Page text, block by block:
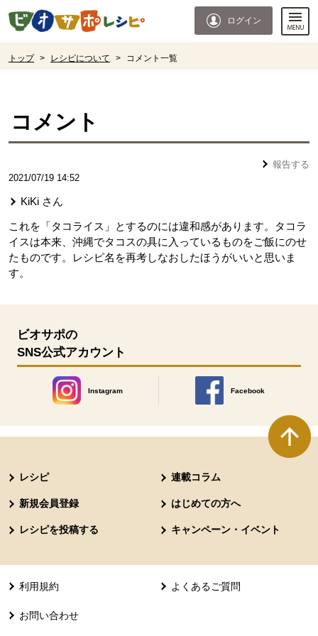
ページの先頭です。
ログイン
トップ > レシピについて > コメント一覧
コメント
報告する
2021/07/19 14:52
KiKi さん
これを「タコライス」とするのには違和感があります。タコラ
イスは本来、沖縄でタコスの具に入っているものをご飯にのせ
たものです。レシピ名を再考しなおしたほうがいいと思いま
す。
ビオサポの
SNS公式アカウント
Instagram
別のウィンドウで開きます。
Facebook
別のウィンドウで開きます
レシピ 連載コラム
新規会員登録 はじめての方へ
レシピを投稿する キャンペーン・イベント
利用規約 よくあるご質問
お問い合わせ